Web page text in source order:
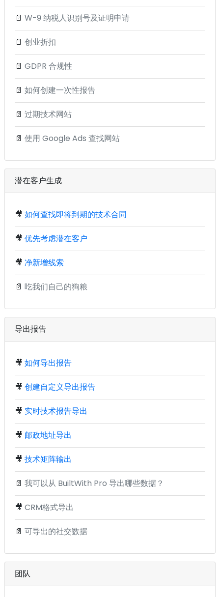
📄 W-9 纳税人识别号及证明申请
📄 创业折扣
📄 GDPR 合规性
📄 如何创建一次性报告
📄 过期技术网站
📄 使用 Google Ads 查找网站
潜在客户生成
🎥 如何查找即将到期的技术合同
🎥 优先考虑潜在客户
🎥 净新增线索
📄 吃我们自己的狗粮
导出报告
🎥 如何导出报告
🎥 创建自定义导出报告
🎥 实时技术报告导出
🎥 邮政地址导出
🎥 技术矩阵输出
📄 我可以从 BuiltWith Pro 导出哪些数据？
🎥 CRM格式导出
📄 可导出的社交数据
团队